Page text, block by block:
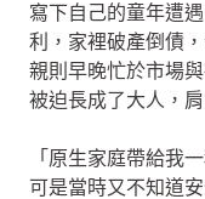
寫下自己的童年遭
利，家裡破產倒債
親則早晚忙於市場
被迫長成了大人，
「原生家庭帶給我
可是當時又不知道